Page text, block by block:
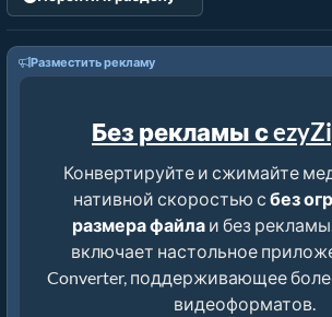
Разместить рекламу
Без рекламы с
Конвертируйте и сжимайте
нативной скоростью с без
размера файлаи без
включает настольное
Converter, поддерживающее
видеоформатов.